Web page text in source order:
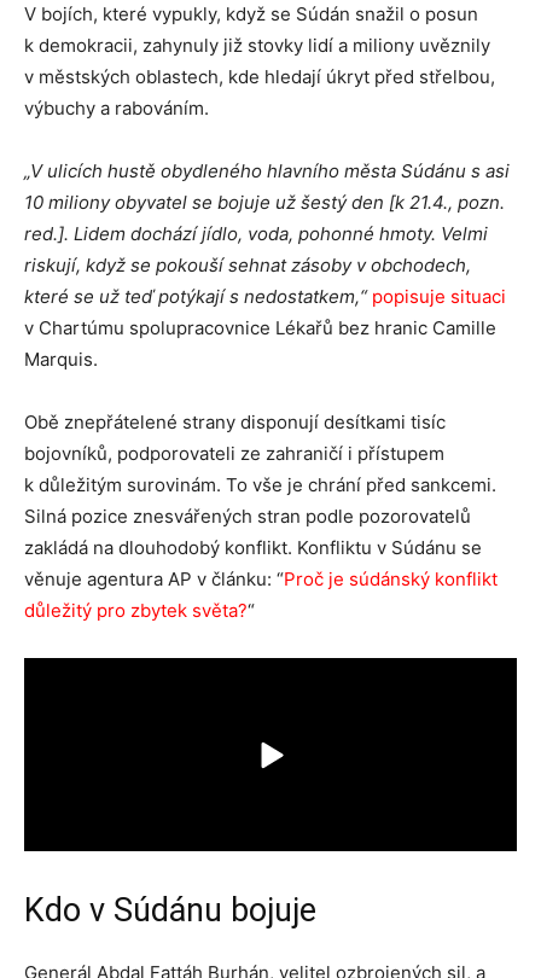
V bojích, které vypukly, když se Súdán snažil o posun
k demokracii, zahynuly již stovky lidí a miliony uvěznily
v městských oblastech, kde hledají úkryt před střelbou,
výbuchy a rabováním.
„V ulicích hustě obydleného hlavního města Súdánu s asi
10 miliony obyvatel se bojuje už šestý den [k 21.4., pozn.
red.]. Lidem dochází jídlo, voda, pohonné hmoty. Velmi
riskují, když se pokouší sehnat zásoby v obchodech,
které se už teď potýkají s nedostatkem,“ popisuje situaci
v Chartúmu spolupracovnice Lékařů bez hranic Camille
Marquis.
Obě znepřátelené strany disponují desítkami tisíc
bojovníků, podporovateli ze zahraničí i přístupem
k důležitým surovinám. To vše je chrání před sankcemi.
Silná pozice znesvářených stran podle pozorovatelů
zakládá na dlouhodobý konflikt. Konfliktu v Súdánu se
věnuje agentura AP v článku: “Proč je súdánský konflikt
důležitý pro zbytek světa?“
Kdo v Súdánu bojuje
Generál Abdal Fattáh Burhán, velitel ozbrojených sil, a